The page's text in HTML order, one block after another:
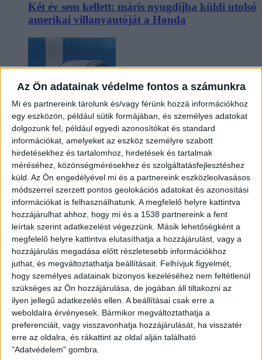
Az Ön adatainak védelme fontos a számunkra
Mi és partnereink tárolunk és/vagy férünk hozzá információkhoz
egy eszközön, például sütik formájában, és személyes adatokat
dolgozunk fel, például egyedi azonosítókat és standard
információkat, amelyeket az eszköz személyre szabott
hirdetésekhez és tartalomhoz, hirdetések és tartalmak
méréséhez, közönségmérésekhez és szolgáltatásfejlesztéshez
küld. Az Ön engedélyével mi és a partnereink eszközleolvasásos
módszerrel szerzett pontos geolokációs adatokat és azonosítási
információkat is felhasználhatunk. A megfelelő helyre kattintva
hozzájárulhat ahhoz, hogy mi és a 1538 partnereink a fent
leírtak szerint adatkezelést végezzünk. Másik lehetőségként a
megfelelő helyre kattintva elutasíthatja a hozzájárulást, vagy a
hozzájárulás megadása előtt részletesebb információkhoz
juthat, és megváltoztathatja beállításait. Felhívjuk figyelmét,
hogy személyes adatainak bizonyos kezeléséhez nem feltétlenül
szükséges az Ön hozzájárulása, de jogában áll tiltakozni az
ilyen jellegű adatkezelés ellen. A beállításai csak erre a
weboldalra érvényesek. Bármikor megváltoztathatja a
preferenciáit, vagy visszavonhatja hozzájárulását, ha visszatér
erre az oldalra, és rákattint az oldal alján található
"Adatvédelem" gombra.
Két év sem kellett: máris nyugdíjba küldi utolsó
amerikai villanyautóját a Honda
Kilencmillió alatt indul a legolcsóbb elektromos
Volkswagen
Hoppon maradtak a villanyautós támogatási
program utolsó pályázói